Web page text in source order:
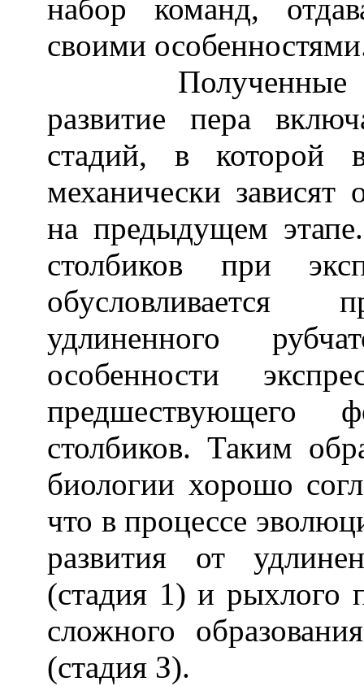
набор команд,
своими
Полученные
развитие пера
стадий, в которой
механически
на предыдущем
столбиков при
обусловливается
удлиненного
особенности
предшествующего
столбиков. Таким
биологии хорошо
что в процессе
развития от
(стадия 1) и рыхлого
сложного
(стадия З).